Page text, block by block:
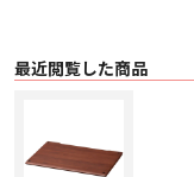
最近閲覧した商品